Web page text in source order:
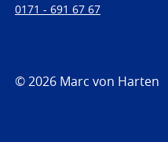
0171 - 691 67 67
© 2026 Marc von Harten